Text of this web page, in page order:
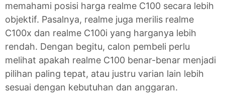
memahami posisi harga realme C100 secara lebih
objektif. Pasalnya, realme juga merilis realme
C100x dan realme C100i yang harganya lebih
rendah. Dengan begitu, calon pembeli perlu
melihat apakah realme C100 benar-benar menjadi
pilihan paling tepat, atau justru varian lain lebih
sesuai dengan kebutuhan dan anggaran.